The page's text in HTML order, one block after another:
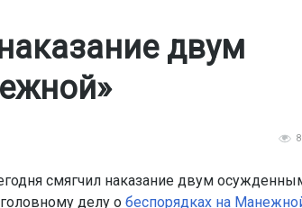
двум
смягчил наказание двум
делу о беспорядках на